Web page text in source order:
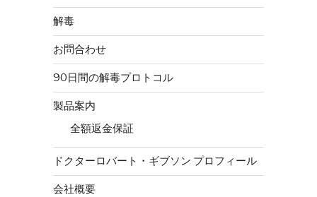
解毒
お問合わせ
90日間の解毒プロトコル
製品案内
全額返金保証
ドクターロバート・ギブソン プロフィール
会社概要